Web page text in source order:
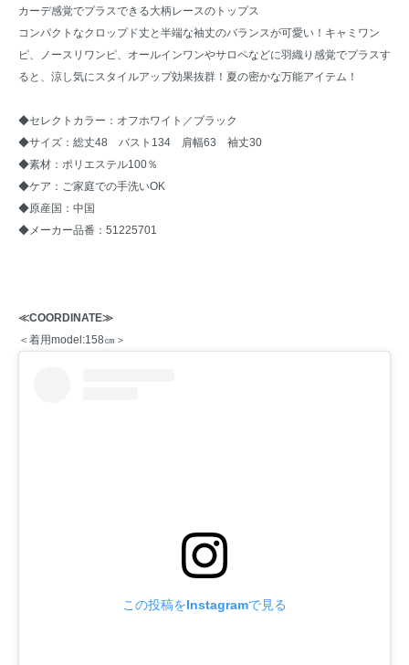
カーデ感覚でプラスできる大柄レースのトップス
コンパクトなクロップド丈と半端な袖丈のバランスが可愛い！キャミワン
ピ、ノースリワンピ、オールインワンやサロペなどに羽織り感覚でプラスす
ると、涼し気にスタイルアップ効果抜群！夏の密かな万能アイテム！
◆セレクトカラー：オフホワイト／ブラック
◆サイズ：総丈48 バスト134 肩幅63 袖丈30
◆素材：ポリエステル100％
◆ケア：ご家庭での手洗いOK
◆原産国：中国
◆メーカー品番：51225701
≪COORDINATE≫
＜着用model:158㎝＞
この投稿をInstagramで見る